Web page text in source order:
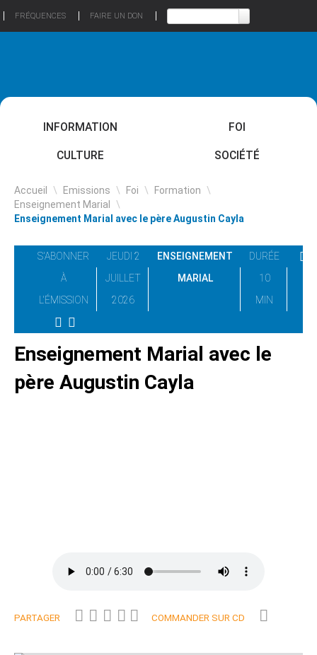
FRÉQUENCES FAIRE UN DON
INFORMATION FOI
CULTURE SOCIÉTÉ
Accueil \ Emissions \ Foi \ Formation \
Enseignement Marial
\
Enseignement Marial avec le père Augustin Cayla
S'ABONNER
À
L'ÉMISSION
JEUDI 2
JUILLET
2026
ENSEIGNEMENT
MARIAL
DURÉE
10
MIN
Enseignement Marial avec le
père Augustin Cayla
PARTAGER COMMANDER SUR CD